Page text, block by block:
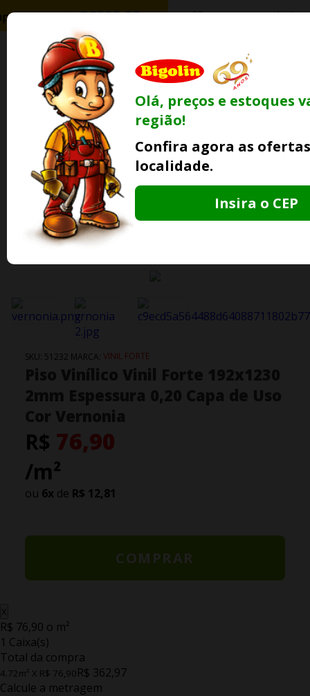
Informeseu CEP
Olá, preços e estoques
região!
Confira agora as
localidade.
Insira o CEP
Ofertas
Lojas Fisicas
Minha
Conta
Compre Por
SKU: 51232 MARCA: VINIL FORTE
R$ 76,90
/m²
ou 6x de R$ 12,81
COMPRAR
X
R$ 76,90 o m²
1 Caixa(s)
Total da compra
4.72m² X R$ 76,90R$ 362,97
Calcule a metragem